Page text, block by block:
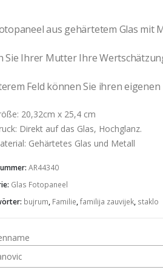
aus gehärtetem Glas mit
Sie Ihrer Mutter Ihre
Feld können Sie ihren
20,32cm x 25,4 cm
Direkt auf das Glas, Hochglanz.
Gehärtetes Glas und Metall
AR44340
Glas Fotopaneel
bujrum, Familie,familija zauvijek, staklo